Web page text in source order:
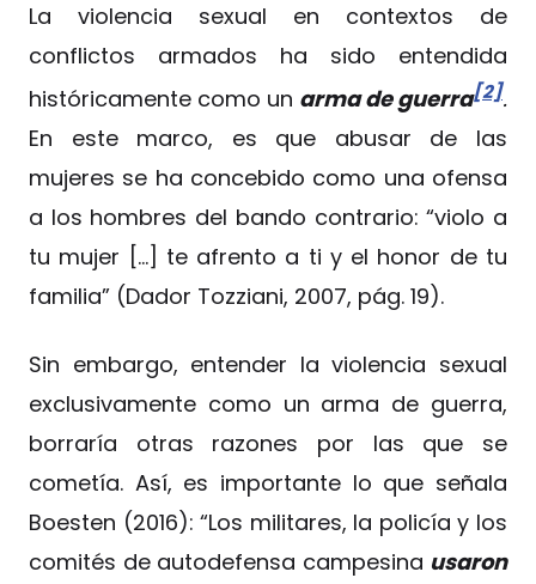
La violencia sexual en contextos de
conflictos armados ha sido entendida
históricamente como un arma de guerra[2].
En este marco, es que abusar de las
mujeres se ha concebido como una ofensa
a los hombres del bando contrario: “violo a
tu mujer […] te afrento a ti y el honor de tu
familia” (Dador Tozziani, 2007, pág. 19).
Sin embargo, entender la violencia sexual
exclusivamente como un arma de guerra,
borraría otras razones por las que se
cometía. Así, es importante lo que señala
Boesten (2016): “Los militares, la policía y los
comités de autodefensa campesina usaron